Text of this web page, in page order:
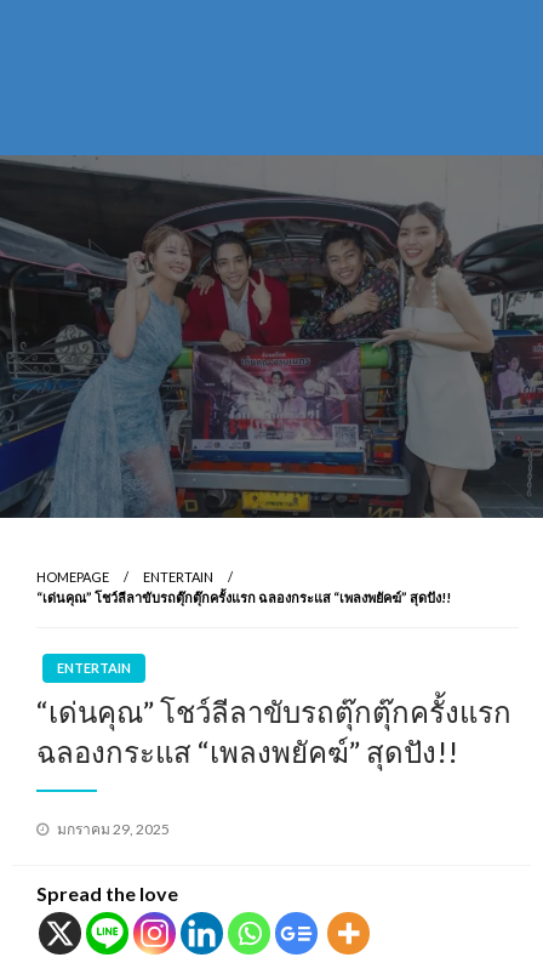
HOMEPAGE
ENTERTAIN
“เด่นคุณ” โชว์ลีลาขับรถตุ๊กตุ๊กครั้งแรก ฉลองกระแส “เพลงพยัคฆ์” สุดปัง!!
ENTERTAIN
“เด่นคุณ” โชว์ลีลาขับรถตุ๊กตุ๊กครั้งแรก
ฉลองกระแส “เพลงพยัคฆ์” สุดปัง!!
Posted
มกราคม 29, 2025
Spread the love